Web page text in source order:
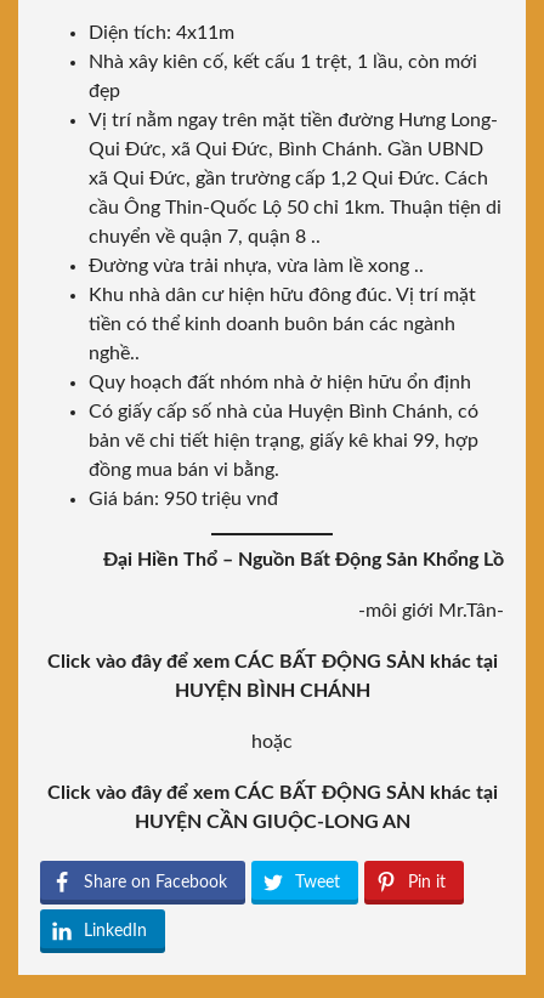
Diện tích: 4x11m
Nhà xây kiên cố, kết cấu 1 trệt, 1 lầu, còn mới
đẹp
Vị trí nằm ngay trên mặt tiền đường Hưng Long-
Qui Đức, xã Qui Đức, Bình Chánh. Gần UBND
xã Qui Đức, gần trường cấp 1,2 Qui Đức. Cách
cầu Ông Thin-Quốc Lộ 50 chỉ 1km. Thuận tiện di
chuyển về quận 7, quận 8 ..
Đường vừa trải nhựa, vừa làm lề xong ..
Khu nhà dân cư hiện hữu đông đúc. Vị trí mặt
tiền có thể kinh doanh buôn bán các ngành
nghề..
Quy hoạch đất nhóm nhà ở hiện hữu ổn định
Có giấy cấp số nhà của Huyện Bình Chánh, có
bản vẽ chi tiết hiện trạng, giấy kê khai 99, hợp
đồng mua bán vi bằng.
Giá bán: 950 triệu vnđ
Đại Hiền Thổ – Nguồn Bất Động Sản Khổng Lồ
-môi giới Mr.Tân-
Click vào đây để xem CÁC BẤT ĐỘNG SẢN khác tại
HUYỆN BÌNH CHÁNH
hoặc
Click vào đây để xem CÁC BẤT ĐỘNG SẢN khác tại
HUYỆN CẦN GIUỘC-LONG AN
Share on Facebook Tweet Pin it
LinkedIn